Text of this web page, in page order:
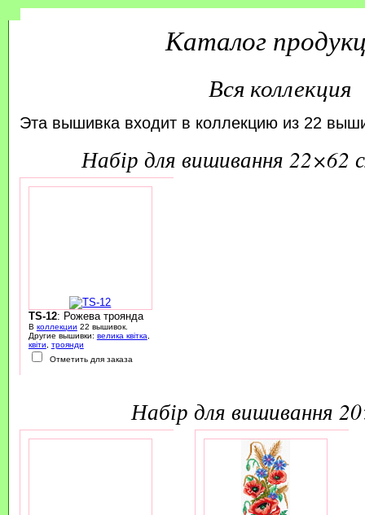
Каталог
Вся коллекция
Эта вышивка входит в коллекцию из 22
набір для вишивання
TS-12: Рожева троянда
В коллекции 22 вышивок.
Другие вышивки: велика квітка
квіти
троянди
Отметить для заказа
набір для вишивання